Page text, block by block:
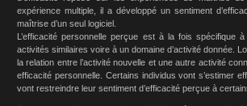
expérience multiple, il a développé un sentiment
maîtrise d’un seul logiciel.
L’efficacité personnelle perçue est à la fois spécifique
activités similaires voire à un domaine d’activité donnée.
la relation entre l’activité nouvelle et une autre activité
efficacité personnelle. Certains individus vont s’estimer
vont restreindre leur sentiment d’efficacité perçue à